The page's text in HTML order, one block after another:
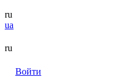
ru
ua
ru
Войти